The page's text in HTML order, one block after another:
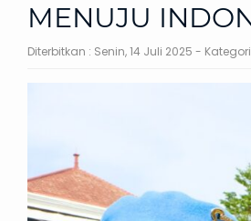
MENUJU
Diterbitkan : Senin, 14 Juli 2025 -